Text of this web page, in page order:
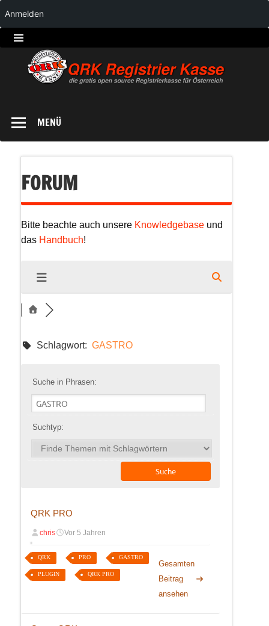
QRK
MENÜ
FORUM
Bitte beachte auch unsere Knowledgebase und
das Handbuch!
Schlagwort: GASTRO
Suche in Phrasen:
Suchtyp:
QRK PRO
chris Vor 5 Jahren
QRK PRO GASTRO
PLUGIN QRK PRO
Gesamten
Beitrag
ansehen
Anmelden